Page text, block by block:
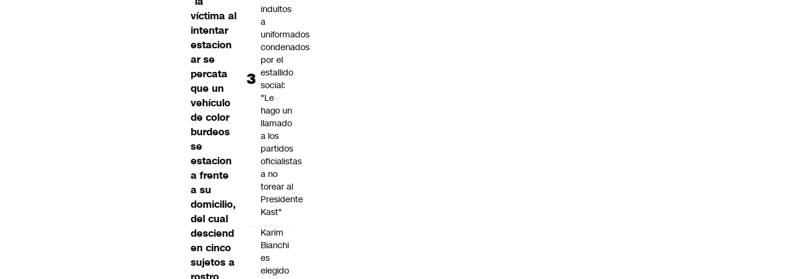
víctima al
intentar
estacion
ar se
percata
que un
vehículo
de color
burdeos
se
estacion
a frente
a su
domicilio,
del cual
desciend
en cinco
sujetos a
indultos
a
uniformados
condenados
por el
estallido
social:
"Le
hago un
llamado
a los
partidos
oficialistas
a no
torear al
Presidente
Kast"
Karim
Bianchi
es
elegido